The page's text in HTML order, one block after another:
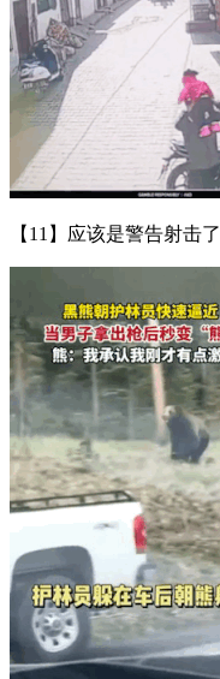
【11】应该是警告射击了